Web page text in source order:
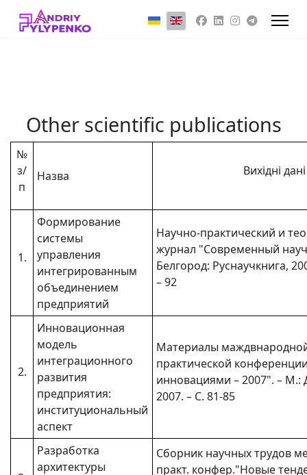
Select your language
Other scientific publications
№
з/
п
Назва Вихідні дані
1.
Формирование
системы
управления
интегрированным
объединением
предприятий
Научно-практический и
журнал "Современный
Белгород: Руснаучкнига,
– 92
2.
Инновационная
модель
интеграционного
развития
предприятия:
институциональный
аспект
Материалы
практической
инновациями – 2007". – М.:
2007. – С. 81-85
Разработка
архитектуры
Сборник научных трудов
практ. конфер."Новые